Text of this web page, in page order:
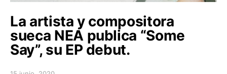
La artista y compositora
sueca NEA publica “Some
Say”, su EP debut.